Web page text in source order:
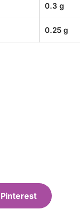
0.3 g
0.25 g